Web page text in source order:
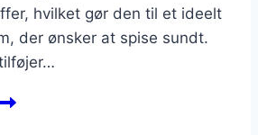
hvilket gør den til et ideelt
der ønsker at spise sundt.